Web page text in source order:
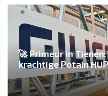
🚀 Primeur in
krachtige Potain